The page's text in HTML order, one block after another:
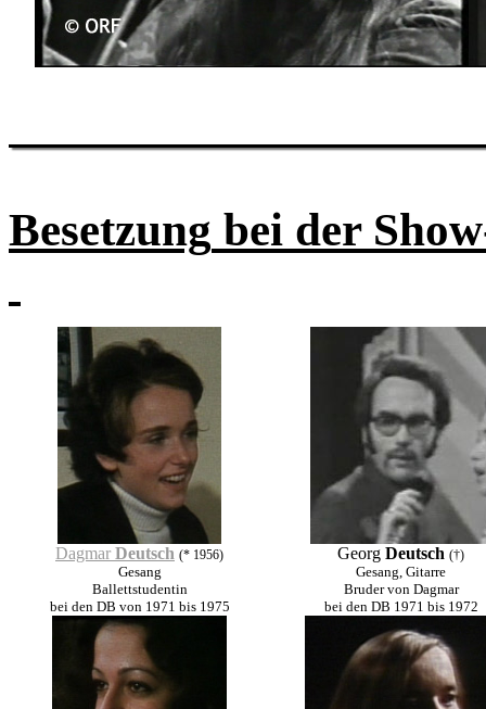
Besetzung bei der
Dagmar Deutsch (* 1956)
Gesang
Ballettstudentin
bei den DB von 1971 bis 1975
Georg Deutsch (†)
Gesang, Gitarre
Bruder von Dagmar
bei den DB 1971 bis 1972